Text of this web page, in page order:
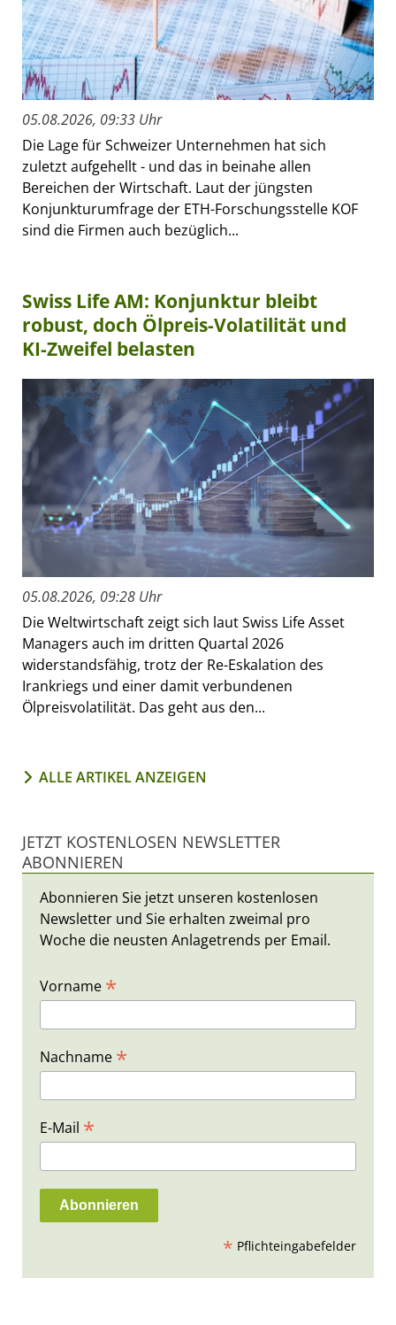
05.08.2026, 09:33 Uhr
Die Lage für Schweizer Unternehmen hat sich
zuletzt aufgehellt - und das in beinahe allen
Bereichen der Wirtschaft. Laut der jüngsten
Konjunkturumfrage der ETH-Forschungsstelle KOF
sind die Firmen auch bezüglich...
Swiss Life AM: Konjunktur bleibt
robust, doch Ölpreis-Volatilität und
KI-Zweifel belasten
05.08.2026, 09:28 Uhr
Die Weltwirtschaft zeigt sich laut Swiss Life Asset
Managers auch im dritten Quartal 2026
widerstandsfähig, trotz der Re-Eskalation des
Irankriegs und einer damit verbundenen
Ölpreisvolatilität. Das geht aus den...
ALLE ARTIKEL ANZEIGEN
JETZT KOSTENLOSEN NEWSLETTER
ABONNIEREN
Abonnieren Sie jetzt unseren kostenlosen
Newsletter und Sie erhalten zweimal pro
Woche die neusten Anlagetrends per Email.
Vorname *
Nachname *
E-Mail *
* Pflichteingabefelder